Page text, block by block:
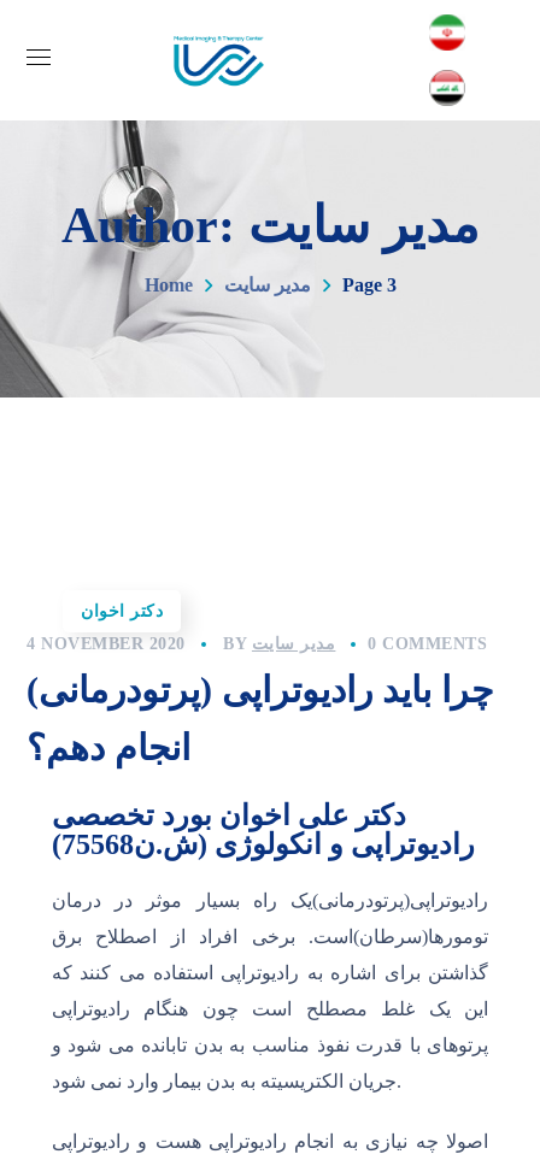
Author: مدیر سایت
Home مدیر سایت Page 3
دکتر اخوان
4 NOVEMBER 2020
BY مدیر سایت 0 COMMENTS
چرا باید رادیوتراپی (پرتودرمانی)
انجام دهم؟
دکتر علی اخوان بورد تخصصی
رادیوتراپی و انکولوژی (ش.ن75568)
رادیوتراپی(پرتودرمانی)یک راه بسیار موثر در درمان
تومورها(سرطان)است. برخی افراد از اصطلاح برق
گذاشتن برای اشاره به رادیوتراپی استفاده می کنند که
این یک غلط مصطلح است چون هنگام رادیوتراپی
پرتوهای با قدرت نفوذ مناسب به بدن تابانده می شود و
جریان الکتریسیته به بدن بیمار وارد نمی شود.
اصولا چه نیازی به انجام رادیوتراپی هست و رادیوتراپی